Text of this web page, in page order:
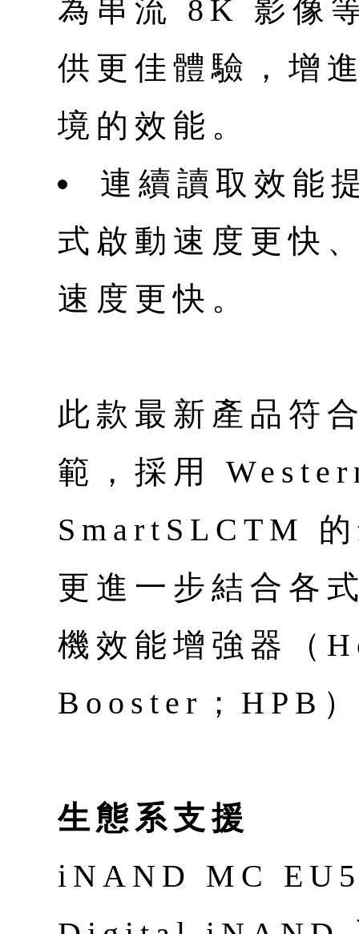
為串流 8K 影像
供更佳體驗，增
境的效能。
連續讀取效能
式啟動速度更快
速度更快。
此款最新產品符
範，採用
SmartSLCTM
更進一步結合各
機效能增強器（
Booster；HPB
生態系支援
iNAND MC